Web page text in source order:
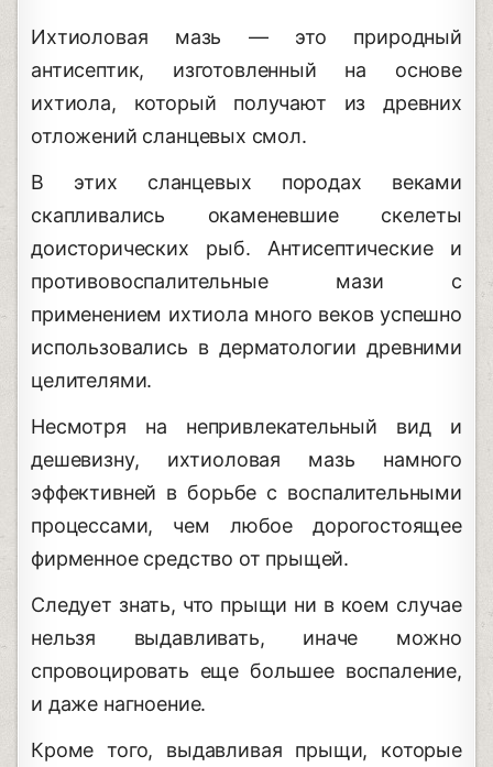
Ихтиоловая мазь — это природный
антисептик, изготовленный на основе
ихтиола, который получают из древних
отложений сланцевых смол.
В этих сланцевых породах веками
скапливались окаменевшие скелеты
доисторических рыб. Антисептические и
противовоспалительные мази с
применением ихтиола много веков успешно
использовались в дерматологии древними
целителями.
Несмотря на непривлекательный вид и
дешевизну, ихтиоловая мазь намного
эффективней в борьбе с воспалительными
процессами, чем любое дорогостоящее
фирменное средство от прыщей.
Следует знать, что прыщи ни в коем случае
нельзя выдавливать, иначе можно
спровоцировать еще большее воспаление,
и даже нагноение.
Кроме того, выдавливая прыщи, которые